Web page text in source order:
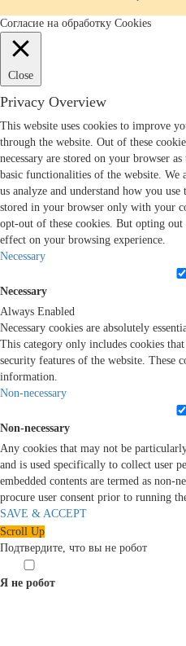
Согласие на обработку Cookies
Close
Privacy Overview
This website uses cookies to improve
through the website. Out of these
necessary are stored on your browser
basic functionalities of the website. We
us analyze and understand how you
stored in your browser only with your
opt-out of these cookies. But opting out
effect on your browsing experience.
Necessary
Necessary
Always Enabled
Necessary cookies are absolutely
This category only includes cookies
security features of the website. These
information.
Non-necessary
Non-necessary
Any cookies that may not be
and is used specifically to collect user
embedded contents are termed as non-
procure user consent prior to running
SAVE & ACCEPT
Scroll Up
Подтвердите, что вы не робот
Я не робот